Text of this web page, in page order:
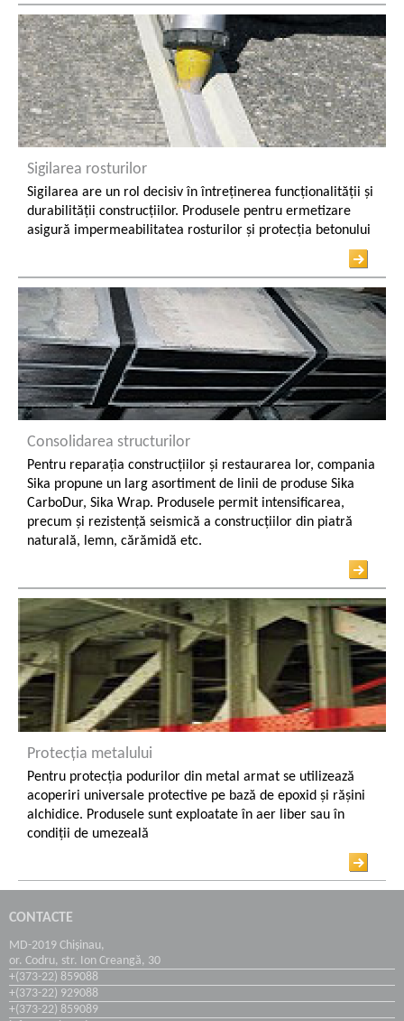
Sigilarea rosturilor
Sigilarea are un rol decisiv în întreținerea funcționalității și
durabilității construcțiilor. Produsele pentru ermetizare
asigură impermeabilitatea rosturilor și protecția betonului
Consolidarea structurilor
Pentru reparația construcțiilor și restaurarea lor, compania
Sika propune un larg asortiment de linii de produse Sika
CarboDur, Sika Wrap. Produsele permit intensificarea,
precum și rezistență seismică a construcțiilor din piatră
naturală, lemn, cărămidă etc.
Protecția metalului
Pentru protecția podurilor din metal armat se utilizează
acoperiri universale protective pe bază de epoxid și rășini
alchidice. Produsele sunt exploatate în aer liber sau în
condiții de umezeală
CONTACTE
MD-2019 Chișinau,
or. Codru, str. Ion Creangă, 30
+(373-22) 859088
+(373-22) 929088
+(373-22) 859089